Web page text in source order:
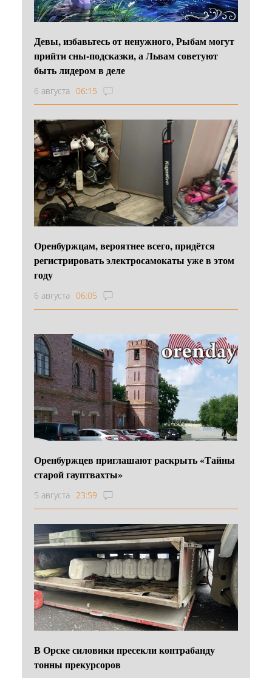
Девы, избавьтесь от ненужного, Рыбам могут
прийти сны-подсказки, а Львам советуют
быть лидером в деле
6 августа 06:15
Оренбуржцам, вероятнее всего, придётся
регистрировать электросамокаты уже в этом
году
6 августа 06:05
Оренбуржцев приглашают раскрыть «Тайны
старой гауптвахты»
5 августа 23:59
В Орске силовики пресекли контрабанду
тонны прекурсоров